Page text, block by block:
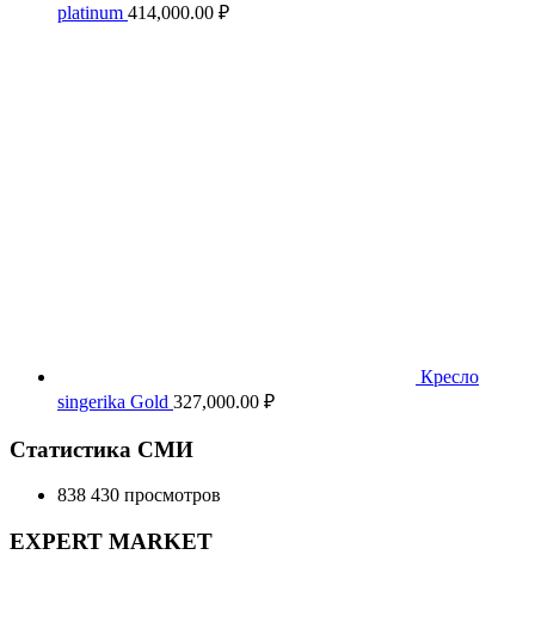
platinum 414,000.00 ₽
Кресло
singerika Gold 327,000.00 ₽
Статистика СМИ
838 430 просмотров
EXPERT MARKET